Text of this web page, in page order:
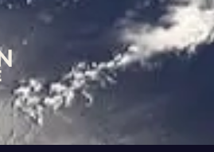
bieden, gebruiken wij technologieën
over je apparaat op te slaan en/of te
met deze technologieën kunnen
of unieke ID's op deze site
geeft of uw toestemming
invloed hebben op bepaalde functies